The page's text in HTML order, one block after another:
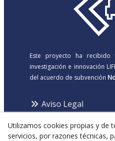
Este proyecto ha recibido
investigación e innovación
del acuerdo de subvención
Aviso Legal
Política de
Utilizamos cookies propias y de
servicios, por razones técnicas,